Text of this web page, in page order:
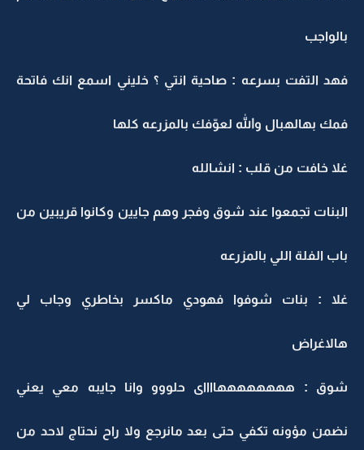
بالواجب
فهد التفت بسرعه : صاحية انتي ؟ خليني اسمع انك فاتحة
فمك بهالهبال والله لعوّفك بالمزرعه كلها
غلا خافت من قلب : انشالله
البنات تجمعوا عند شوق وفجر وهم جايين وكانوا قريبين من
باب الفلة اللي بالمزرعه
غلا : بنات شوفوا فهودي ماكسر بخاطري وجاب لي
هالاغراض
شوق : ههههههههااااى حلووو وانا جايبه معي يعني
نضمن مؤونه تكفي حتى بعد مانرجع ولا راح نحتاج لاحد من